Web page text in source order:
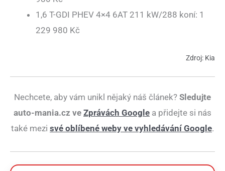
1,6 T-GDI PHEV 4×4 6AT 211 kW/288 koní: 1
229 980 Kč
Zdroj: Kia
Nechcete, aby vám unikl nějaký náš článek? Sledujte
auto-mania.cz ve Zprávách Google a přidejte si nás
také mezi své oblíbené weby ve vyhledávání Google.